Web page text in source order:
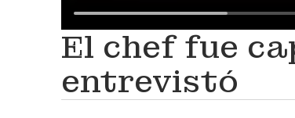
El chef fue
entrevistó